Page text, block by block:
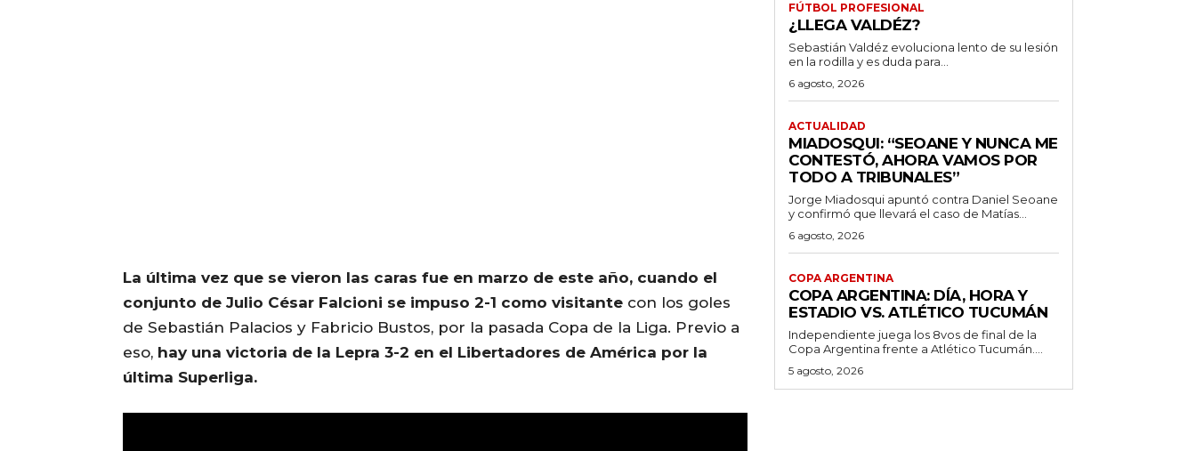
La última vez que se vieron las caras fue en marzo de este año, cuando el
conjunto de Julio César Falcioni se impuso 2-1 como visitante con los goles
de Sebastián Palacios y Fabricio Bustos, por la pasada Copa de la Liga. Previo a
eso, hay una victoria de la Lepra 3-2 en el Libertadores de América por la
última Superliga.
FÚTBOL PROFESIONAL
¿LLEGA VALDÉZ?
Sebastián Valdéz evoluciona lento de su lesión
en la rodilla y es duda para...
6 agosto, 2026
ACTUALIDAD
MIADOSQUI: “SEOANE Y NUNCA ME
CONTESTÓ, AHORA VAMOS POR
TODO A TRIBUNALES”
Jorge Miadosqui apuntó contra Daniel Seoane
y confirmó que llevará el caso de Matías...
6 agosto, 2026
COPA ARGENTINA
COPA ARGENTINA: DÍA, HORA Y
ESTADIO VS. ATLÉTICO TUCUMÁN
Independiente juega los 8vos de final de la
Copa Argentina frente a Atlético Tucumán....
5 agosto, 2026